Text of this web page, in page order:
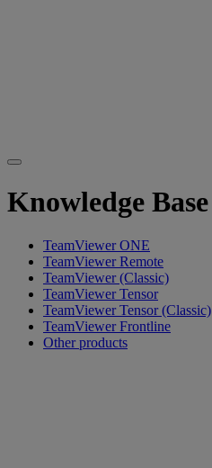
Knowledge Base
TeamViewer ONE
TeamViewer Remote
TeamViewer (Classic)
TeamViewer Tensor
TeamViewer Tensor (Classic)
TeamViewer Frontline
Other products